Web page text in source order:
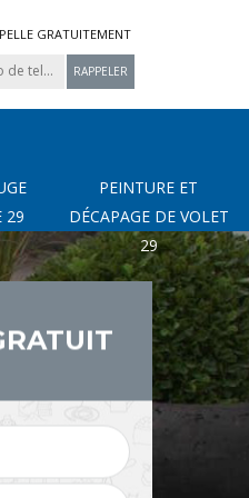
GRATUITEMENT
29
PEINTURE ET
DÉCAPAGE DE VOLET
29
Peinture Extérieure 29